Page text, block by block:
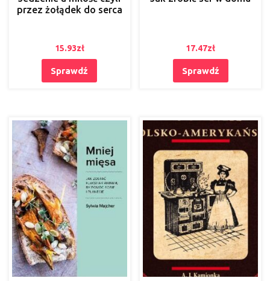
przez żołądek do serca
15.93zł
Sprawdź
17.47zł
Sprawdź